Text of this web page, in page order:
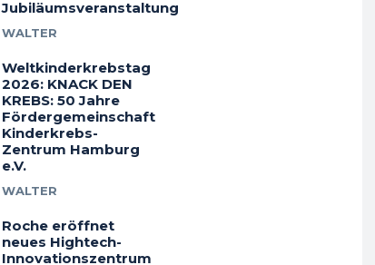
Jubiläumsveranstaltung
WALTER
Weltkinderkrebstag
2026: KNACK DEN
KREBS: 50 Jahre
Fördergemeinschaft
Kinderkrebs-
Zentrum Hamburg
e.V.
WALTER
Roche eröffnet
neues Hightech-
Innovationszentrum